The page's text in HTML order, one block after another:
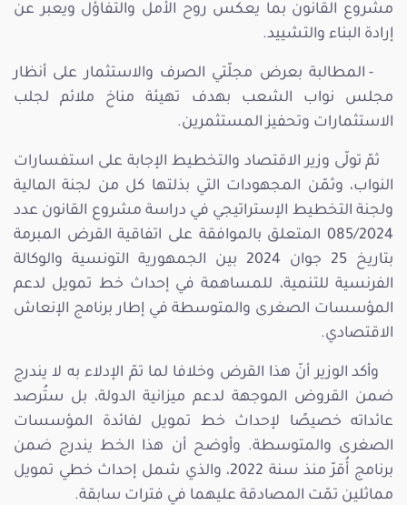
مشروع القانون بما يعكس روح الأمل والتفاؤل ويعبر عن
إرادة البناء والتشييد.
- المطالبة بعرض مجلّتي الصرف والاستثمار على أنظار
مجلس نواب الشعب بهدف تهيئة مناخ ملائم لجلب
الاستثمارات وتحفيز المستثمرين.
ثمّ تولّى وزير الاقتصاد والتخطيط الإجابة على استفسارات
النواب، وثمّن المجهودات التي بذلتها كل من لجنة المالية
ولجنة التخطيط الإستراتيجي في دراسة مشروع القانون عدد
085/2024 المتعلق بالموافقة على اتفاقية القرض المبرمة
بتاريخ 25 جوان 2024 بين الجمهورية التونسية والوكالة
الفرنسية للتنمية، للمساهمة في إحداث خط تمويل لدعم
المؤسسات الصغرى والمتوسطة في إطار برنامج الإنعاش
الاقتصادي.
وأكد الوزير أنّ هذا القرض وخلافا لما تمّ الإدلاء به لا يندرج
ضمن القروض الموجهة لدعم ميزانية الدولة، بل ستُرصد
عائداته خصيصًا لإحداث خط تمويل لفائدة المؤسسات
الصغرى والمتوسطة. وأوضح أن هذا الخط يندرج ضمن
برنامج أُقرّ منذ سنة 2022، والذي شمل إحداث خطي تمويل
مماثلين تمّت المصادقة عليهما في فترات سابقة.